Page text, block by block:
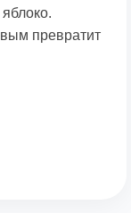
превратит